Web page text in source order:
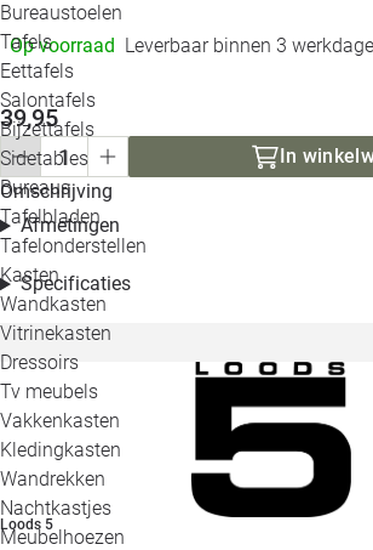
Bureaustoelen
Tafels
Eettafels
Salontafels
Bijzettafels
Sidetables
Bureaus
Tafelbladen
Tafelonderstellen
Kasten
Wandkasten
Vitrinekasten
Dressoirs
Tv meubels
Vakkenkasten
Kledingkasten
Wandrekken
Nachtkastjes
Meubelhoezen
Op voorraad Leverbaar binnen 3
39,95
In
Omschrijving
Afmetingen
Specificaties
Loods 5